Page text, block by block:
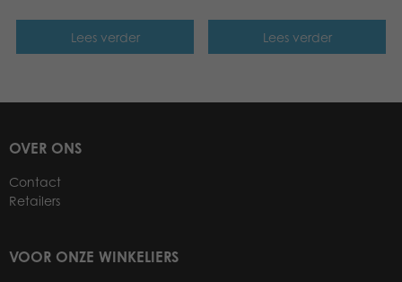
Lees verder Lees verder
OVER ONS
Contact
Retailers
VOOR ONZE WINKELIERS